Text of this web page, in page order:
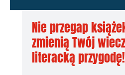
Nie przegap
zmienią Twój
literacką przygodę!